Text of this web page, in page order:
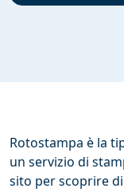
Rotostampa è la
un servizio di
sito per scoprire